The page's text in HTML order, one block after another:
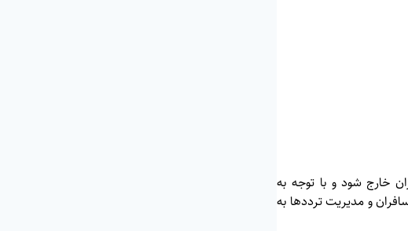
خارج شود و با توجه به
و مدیریت ترددها به